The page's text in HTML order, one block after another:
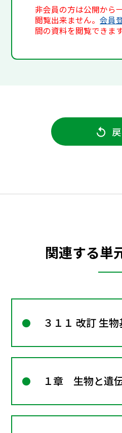
非会員の方は公開から
閲覧出来ません。会員
間の資料を閲覧できます
関連する単
３１１ 改訂 生
１章 生物と遺